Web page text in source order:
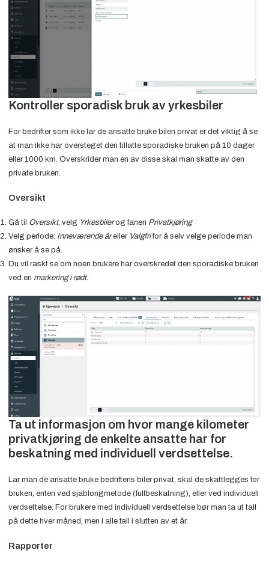
Kontroller sporadisk bruk av yrkesbiler
For bedrifter som ikke lar de ansatte bruke bilen privat er det viktig å se
at man ikke har oversteget den tillatte sporadiske bruken på 10 dager
eller 1000 km. Overskrider man en av disse skal man skatte av den
private bruken.
Oversikt
Gå til Oversikt, velg Yrkesbilerog fanen Privatkjøring
Velg periode: Inneværende åreller Valgfrifor å selv velge periode man
ønsker å se på.
Du vil raskt se om noen brukere har overskredet den sporadiske bruken
ved en markering i rødt.
Ta ut informasjon om hvor mange kilometer
privatkjøring de enkelte ansatte har for
beskatning med individuell verdsettelse.
Lar man de ansatte bruke bedriftens biler privat, skal de skattlegges for
bruken, enten ved sjablongmetode (fullbeskatning), eller ved individuell
verdsettelse. For brukere med individuell verdsettelse bør man ta ut tall
på dette hver måned, men i alle fall i slutten av et år.
Rapporter